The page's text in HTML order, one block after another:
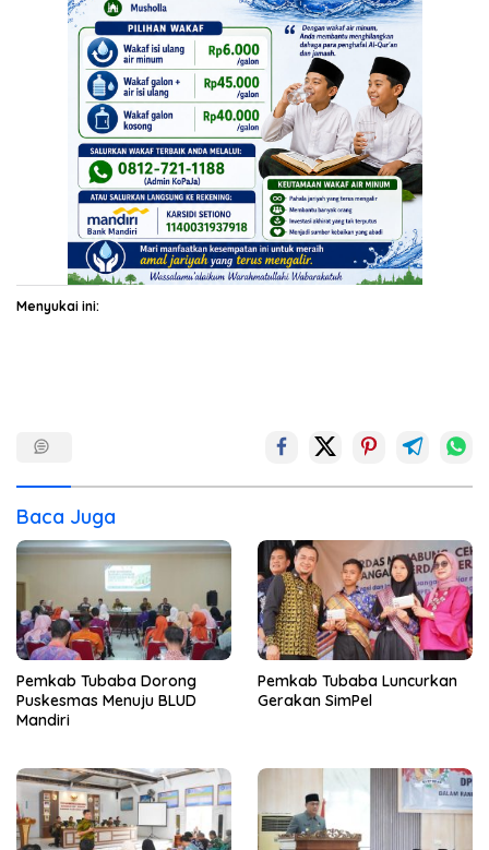
Menyukai ini:
Baca Juga
Pemkab Tubaba Dorong
Puskesmas Menuju BLUD
Mandiri
Pemkab Tubaba Luncurkan
Gerakan SimPel